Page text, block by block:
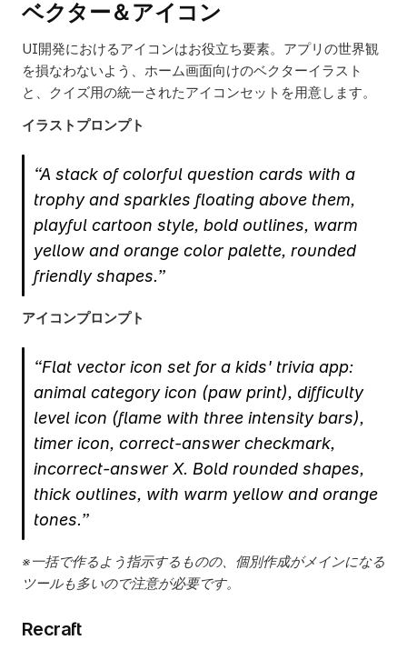
ベクター＆アイコン
UI開発におけるアイコンはお役立ち要素。アプリの世界観
を損なわないよう、ホーム画面向けのベクターイラスト
と、クイズ用の統一されたアイコンセットを用意します。
イラストプロンプト
“A stack of colorful question cards with a
trophy and sparkles floating above them,
playful cartoon style, bold outlines, warm
yellow and orange color palette, rounded
friendly shapes.”
アイコンプロンプト
“Flat vector icon set for a kids' trivia app:
animal category icon (paw print), difficulty
level icon (flame with three intensity bars),
timer icon, correct-answer checkmark,
incorrect-answer X. Bold rounded shapes,
thick outlines, with warm yellow and orange
tones.”
※一括で作るよう指示するものの、個別作成がメインになる
ツールも多いので注意が必要です。
Recraft